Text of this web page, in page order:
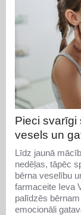
Pieci svarīgi
vesels un
Līdz jaunā
nedēļas, tāpēc
bērna veselību
farmaceite Ieva
palīdzēs
emocionāli